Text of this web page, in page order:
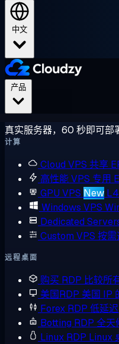
中文
真实服务器，60 秒即可部
计算
Cloud VPS 共享
高性能 VPS 专用
GPU VPS New
Windows VPS
Dedicated
Custom VPS 按需
远程桌面
购买 RDP 比较所
美国RDP 美国 IP
Forex RDP 低延
Botting RDP 全天
Linux RDP Linux